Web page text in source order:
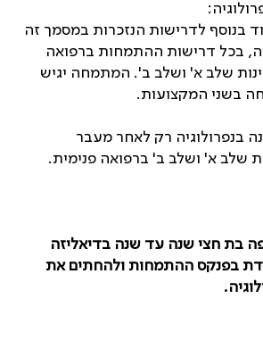
בנוסף לדרישות הנזכרות במסמך זה
בכל דרישות ההתמחות ברפואה
שלב א' ושלב ב'. המתמחה יגיש
בשני המקצועות.
בנפרולוגיה רק לאחר מעבר
שלב א' ושלב ב' ברפואה פנימית.
בת חצי שנה עד שנה בדיאליזה
בפנקס ההתמחות ולהחתים את